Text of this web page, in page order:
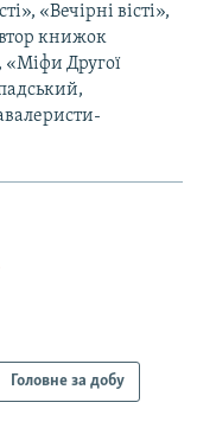
«Вечірні вісті»,
книжок
«Міфи Другої
Головне за добу